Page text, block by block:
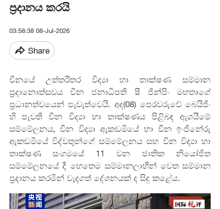
ප්‍රදානය කරයි
03:58:38 08-Jul-2026
Share
චීනයේ උත්තරීතර විද්‍යා හා තාක්ෂණ සම්මාන
ප්‍රදානොත්සවය චීන ජනාධිපති ෂී ජින්පිං මහතාගේ
ප්‍රධානත්වයෙන් පැවැත්වෙයි. අද(08) පෙරවරුවේ බෙයිජිං
හි පැවති චීන විද්‍යා හා තාක්ෂණය පිළිබඳ ඇගයීමේ
සම්මේලනය, චීන විද්‍යා ඇකඩමියේ හා චීන ඉංජිනේරු
ඇකඩමියේ විද්වතුන්ගේ සම්මේලනය සහ චීන විද්‍යා හා
තාක්ෂණ සංගමයේ 11 වන ජාතික නියෝජිත
සම්මේලනයේ දී හෙතෙම සම්මානලාභීන් වෙත සම්මාන
ප්‍රදානය කරමින් වැදගත් දේශනයක් ද සිදු කළේය.